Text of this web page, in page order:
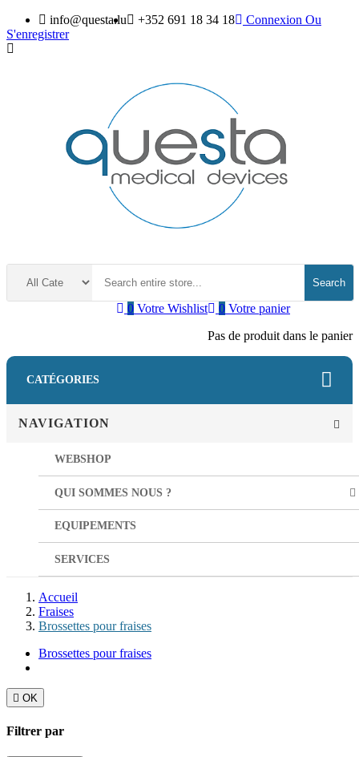
info@questa.lu +352 691 18 34 18 Connexion Ou
S'enregistrer
Search
0 Votre panier
Pas de produit dans le panier
0 Votre Wishlist
CATÉGORIES
NAVIGATION
WEBSHOP
QUI SOMMES NOUS ?
EQUIPEMENTS
SERVICES
Accueil
Fraises
Brossettes pour fraises
Brossettes pour fraises
 OK
Filtrer par